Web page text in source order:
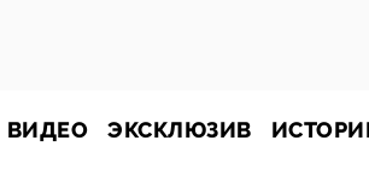
ВИДЕО ЭКСКЛЮЗИВ